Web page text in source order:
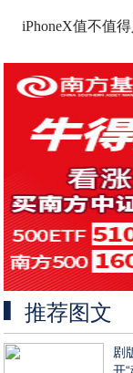
iPhoneX值不值
推荐图文
剧